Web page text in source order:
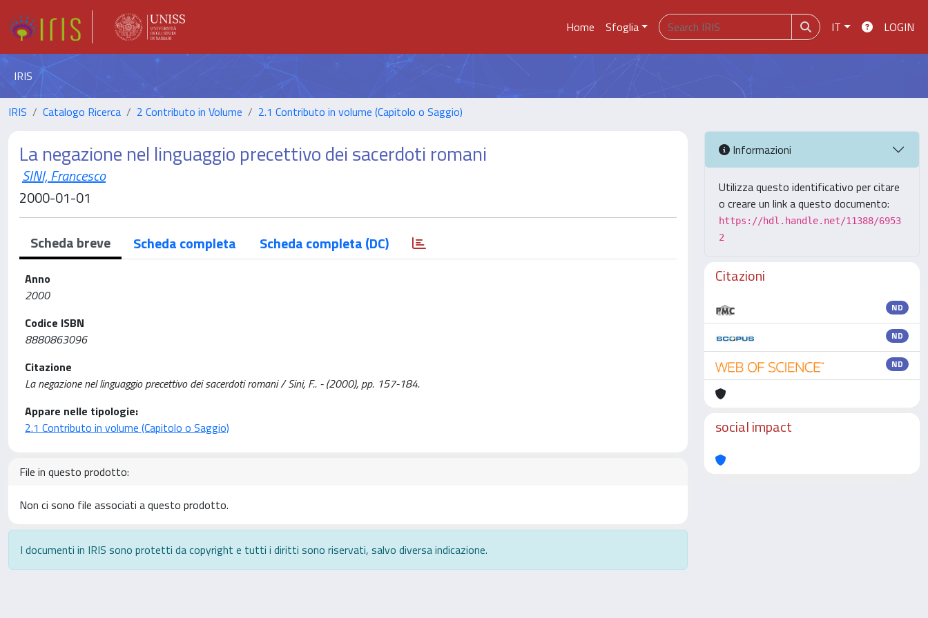
Home Sfoglia IT LOGIN
IRIS
IRIS Catalogo Ricerca 2 Contributo in Volume 2.1 Contributo in volume (Capitolo o Saggio)
La negazione nel linguaggio precettivo dei sacerdoti romani
SINI, Francesco
2000-01-01
Scheda breve Scheda completa Scheda completa (DC)
Anno
2000
Codice ISBN
8880863096
Citazione
La negazione nel linguaggio precettivo dei sacerdoti romani / Sini, F.. - (2000), pp. 157-184.
Appare nelle tipologie:
2.1 Contributo in volume (Capitolo o Saggio)
File in questo prodotto:
Non ci sono file associati a questo prodotto.
I documenti in IRIS sono protetti da copyright e tutti i diritti sono riservati, salvo diversa indicazione.
Informazioni
Utilizza questo identificativo per citare
o creare un link a questo documento:
https://hdl.handle.net/11388/6953
2
Citazioni
ND
ND
ND
social impact